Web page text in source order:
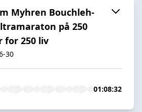
Myhren Bouchleh-
på 250
for 250 liv
30
01:08:32